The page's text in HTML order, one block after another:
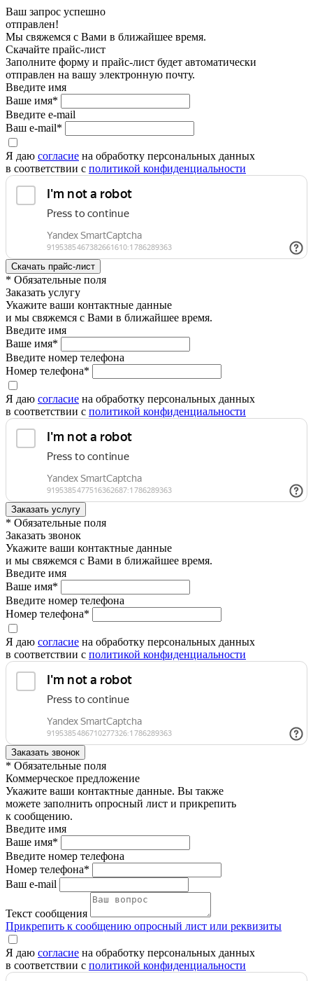
Ваш запрос успешно
отправлен!
Мы свяжемся с Вами в ближайшее время.
Скачайте прайс-лист
Заполните форму и прайс-лист будет автоматически
отправлен на вашу электронную почту.
Введите имя
Ваше имя*
Введите e-mail
Ваш e-mail*
Я даю согласие на обработку персональных данных
в соответствии с политикой конфиденциальности
* Обязательные поля
Заказать услугу
Укажите ваши контактные данные
и мы свяжемся с Вами в ближайшее время.
Введите имя
Ваше имя*
Введите номер телефона
Номер телефона*
Я даю согласие на обработку персональных данных
в соответствии с политикой конфиденциальности
* Обязательные поля
Заказать звонок
Укажите ваши контактные данные
и мы свяжемся с Вами в ближайшее время.
Введите имя
Ваше имя*
Введите номер телефона
Номер телефона*
Я даю согласие на обработку персональных данных
в соответствии с политикой конфиденциальности
* Обязательные поля
Коммерческое предложение
Укажите ваши контактные данные. Вы также
можете заполнить опросный лист и прикрепить
к сообщению.
Введите имя
Ваше имя*
Введите номер телефона
Номер телефона*
Ваш e-mail
Текст сообщения
Прикрепить к сообщению опросный лист или реквизиты
Я даю согласие на обработку персональных данных
в соответствии с политикой конфиденциальности